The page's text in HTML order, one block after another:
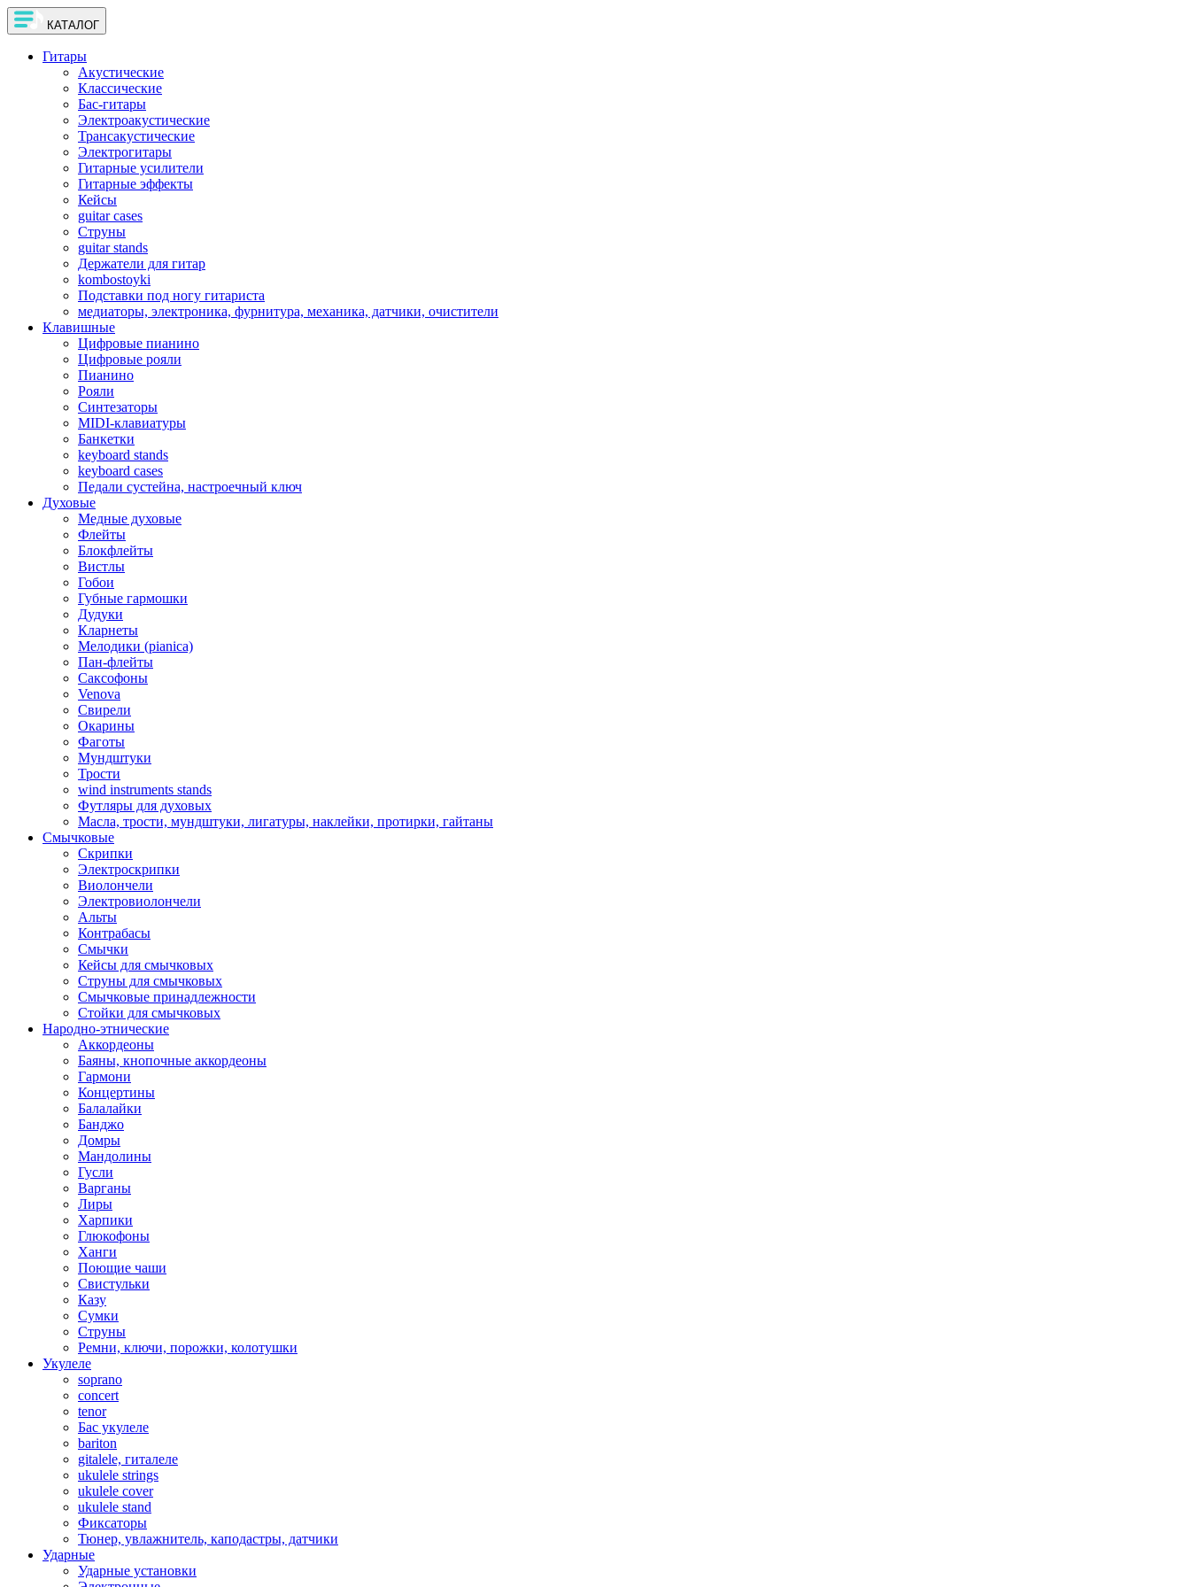
КАТАЛОГ
Гитары
Акустические
Классические
Бас-гитары
Электроакустические
Трансакустические
Электрогитары
Гитарные усилители
Гитарные эффекты
Кейсы
guitar cases
Струны
guitar stands
Держатели для гитар
kombostoyki
Подставки под ногу гитариста
медиаторы, электроника, фурнитура, механика, датчики, очистители
Клавишные
Цифровые пианино
Цифровые рояли
Пианино
Рояли
Синтезаторы
MIDI-клавиатуры
Банкетки
keyboard stands
keyboard cases
Педали сустейна, настроечный ключ
Духовые
Медные духовые
Флейты
Блокфлейты
Вистлы
Гобои
Губные гармошки
Дудуки
Кларнеты
Мелодики (pianica)
Пан-флейты
Саксофоны
Venova
Свирели
Окарины
Фаготы
Мундштуки
Трости
wind instruments stands
Футляры для духовых
Масла, трости, мундштуки, лигатуры, наклейки, протирки, гайтаны
Смычковые
Скрипки
Электроскрипки
Виолончели
Электровиолончели
Альты
Контрабасы
Смычки
Кейсы для смычковых
Струны для смычковых
Смычковые принадлежности
Стойки для смычковых
Народно-этнические
Аккордеоны
Баяны, кнопочные аккордеоны
Гармони
Концертины
Балалайки
Банджо
Домры
Мандолины
Гусли
Варганы
Лиры
Харпики
Глюкофоны
Ханги
Поющие чаши
Свистульки
Казу
Сумки
Струны
Ремни, ключи, порожки, колотушки
Укулеле
soprano
concert
tenor
Бас укулеле
bariton
gitalele, гиталеле
ukulele strings
ukulele cover
ukulele stand
Фиксаторы
Тюнер, увлажнитель, каподастры, датчики
Ударные
Ударные установки